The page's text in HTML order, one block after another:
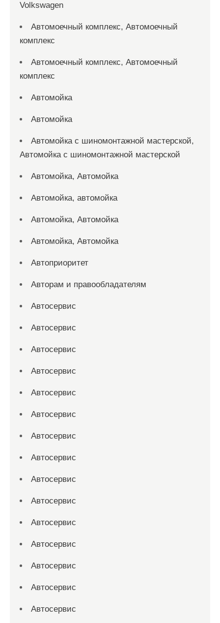
Volkswagen
Автомоечный комплекс, Автомоечный
комплекс
Автомоечный комплекс, Автомоечный
комплекс
Автомойка
Автомойка
Автомойка с шиномонтажной мастерской,
Автомойка с шиномонтажной мастерской
Автомойка, Автомойка
Автомойка, автомойка
Автомойка, Автомойка
Автомойка, Автомойка
Автоприоритет
Авторам и правообладателям
Автосервис
Автосервис
Автосервис
Автосервис
Автосервис
Автосервис
Автосервис
Автосервис
Автосервис
Автосервис
Автосервис
Автосервис
Автосервис
Автосервис
Автосервис